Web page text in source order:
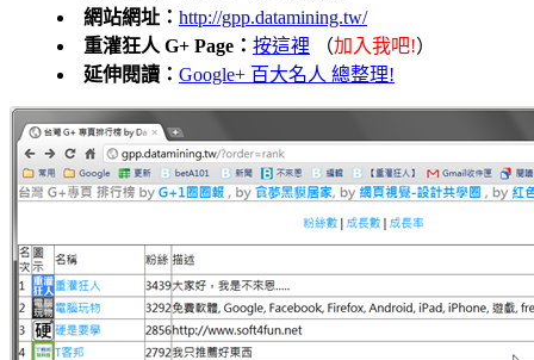
網站網址： http://gpp.datamining.tw/
重灌狂人 G+ Page： 按這裡 （加入我吧!）
延伸閱讀： Google+ 百大名人 總整理!